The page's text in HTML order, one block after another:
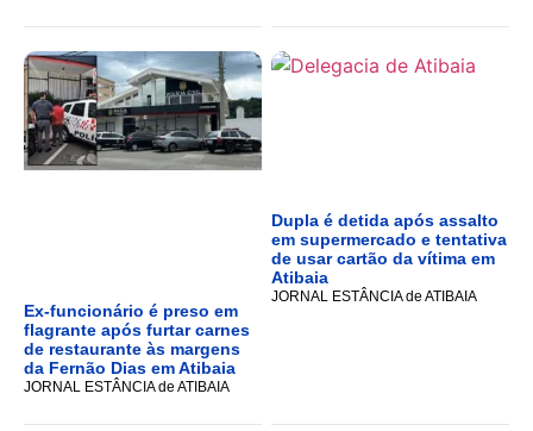
Ex-funcionário é preso em
flagrante após furtar carnes
de restaurante às margens
da Fernão Dias em Atibaia
JORNAL ESTÂNCIA de ATIBAIA
Dupla é detida após assalto
em supermercado e tentativa
de usar cartão da vítima em
Atibaia
JORNAL ESTÂNCIA de ATIBAIA